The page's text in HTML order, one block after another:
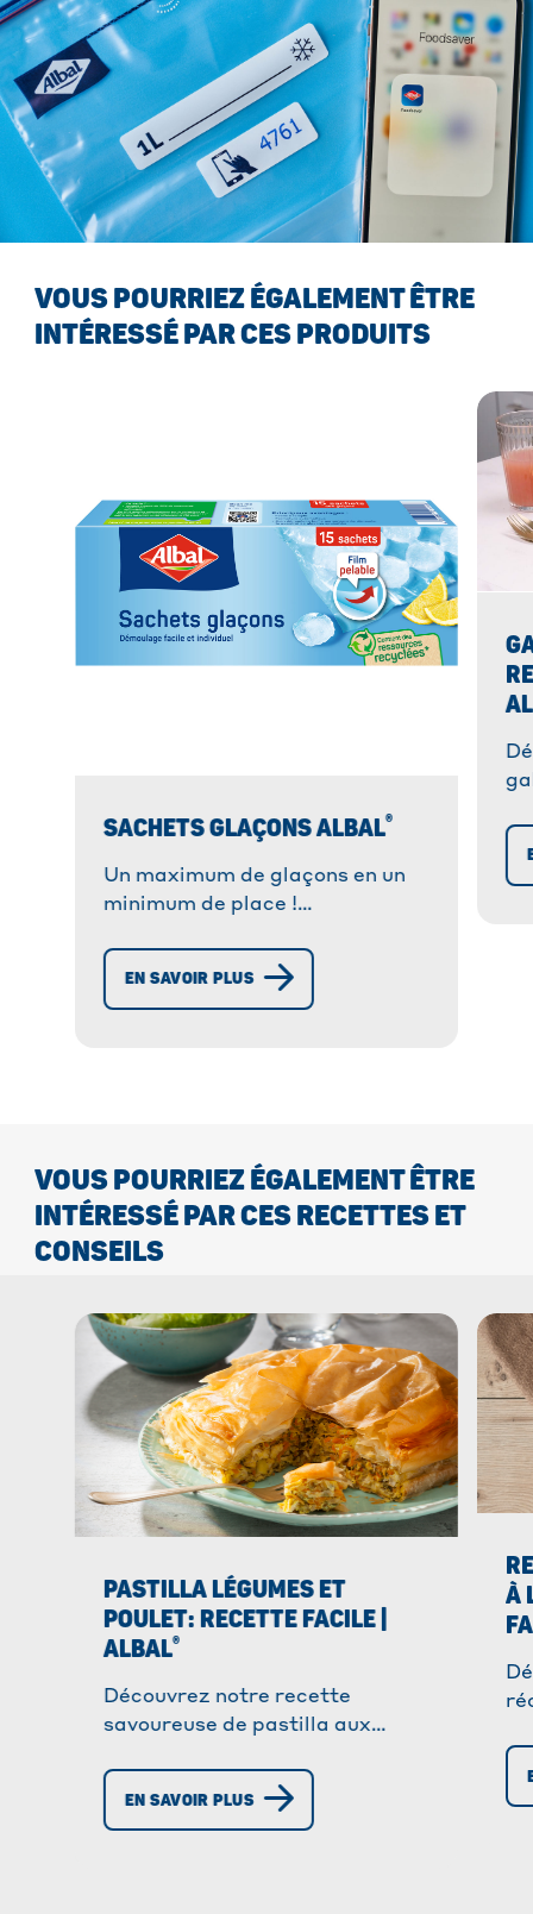
VOUS POURRIEZ ÉGALEMENT ÊTRE
INTÉRESSÉ PAR CES PRODUITS
SACHETS GLAÇONS ALBAL®
Un maximum de glaçons en un
minimum de place !
facilement vos cocktails, jus de
fruits et sodas avec les Sachets
®
EN SAVOIR PLUS
VOUS POURRIEZ ÉGALEMENT ÊTRE
INTÉRESSÉ PAR CES RECETTES ET
CONSEILS
PASTILLA LÉGUMES ET
POULET: RECETTE FACILE |
ALBAL®
Découvrez notre recette
savoureuse de pastilla aux
réaliser avec des feuilles de filo.
Régalez-vous!
EN SAVOIR PLUS
À
!